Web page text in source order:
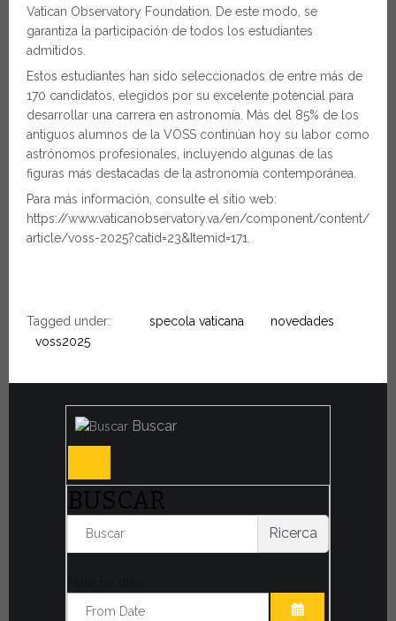
Vatican Observatory Foundation. De este modo, se
garantiza la participación de todos los estudiantes
admitidos.
Estos estudiantes han sido seleccionados de entre más de
170 candidatos, elegidos por su excelente potencial para
desarrollar una carrera en astronomía. Más del 85% de los
antiguos alumnos de la VOSS continúan hoy su labor como
astrónomos profesionales, incluyendo algunas de las
figuras más destacadas de la astronomía contemporánea.
Para más información, consulte el sitio web:
https://www.vaticanobservatory.va/en/component/content/
article/voss-2025?catid=23&Itemid=171.
Tagged under: specola vaticana
novedades
voss2025
Buscar
BUSCAR
Ricerca